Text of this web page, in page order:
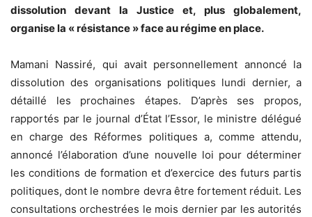
dissolution devant la Justice et, plus globalement,
organise la « résistance » face au régime en place.
Mamani Nassiré, qui avait personnellement annoncé la
dissolution des organisations politiques lundi dernier, a
détaillé les prochaines étapes. D’après ses propos,
rapportés par le journal d’État l’Essor, le ministre délégué
en charge des Réformes politiques a, comme attendu,
annoncé l’élaboration d’une nouvelle loi pour déterminer
les conditions de formation et d’exercice des futurs partis
politiques, dont le nombre devra être fortement réduit. Les
consultations orchestrées le mois dernier par les autorités